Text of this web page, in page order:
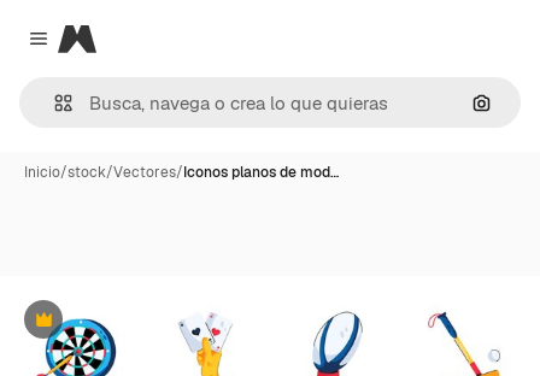
Close menu
Magnific
Inicio/stock/Vectores/Iconos planos de mod…
Premium